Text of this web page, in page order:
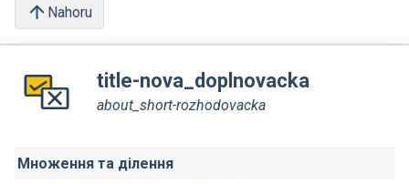
Nahoru
title-nova_doplnovacka
about_short-rozhodovacka
Множення та ділення